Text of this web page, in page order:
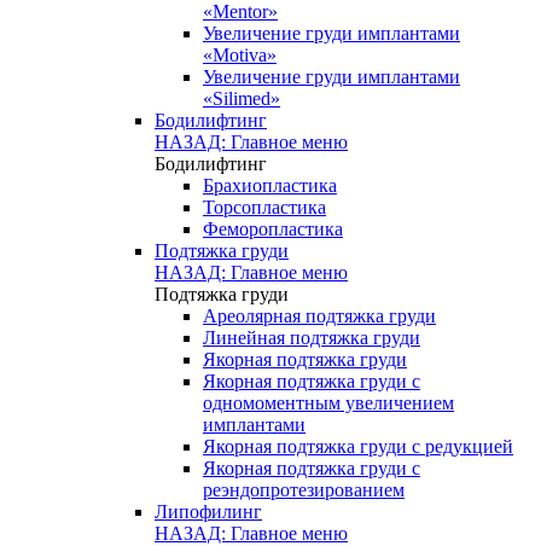
«Mentor»
Увеличение груди имплантами
«Motiva»
Увеличение груди имплантами
«Silimed»
Бодилифтинг
НАЗАД: Главное меню
Бодилифтинг
Брахиопластика
Торсопластика
Феморопластика
Подтяжка груди
НАЗАД: Главное меню
Подтяжка груди
Ареолярная подтяжка груди
Линейная подтяжка груди
Якорная подтяжка груди
Якорная подтяжка груди с
одномоментным увеличением
имплантами
Якорная подтяжка груди с редукцией
Якорная подтяжка груди с
реэндопротезированием
Липофилинг
НАЗАД: Главное меню